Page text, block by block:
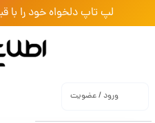
لپ تاپ دلخواه خود را با
ورود / عضویت